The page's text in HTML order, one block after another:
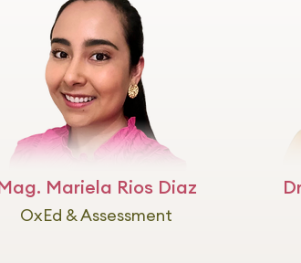
Mariela Rios Diaz
OxEd & Assessment